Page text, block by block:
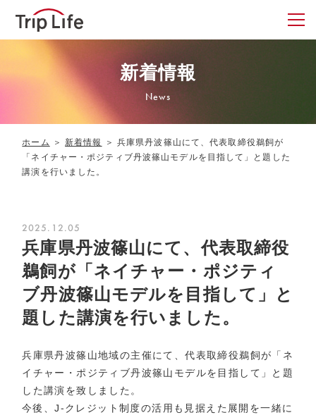
新着情報
News
ホーム ＞新着情報 ＞ 兵庫県丹波篠山にて、代表取締役鵜飼が
「ネイチャー・ポジティブ丹波篠山モデルを目指して」と題した
講演を行いました。
2025.12.05
兵庫県丹波篠山にて、代表取締役
鵜飼が「ネイチャー・ポジティ
ブ丹波篠山モデルを目指して」と
題した講演を行いました。
兵庫県丹波篠山地域の主催にて、代表取締役鵜飼が「ネ
イチャー・ポジティブ丹波篠山モデルを目指して」と題
した講演を致しました。
今後、J-クレジット制度の活用も見据えた展開を一緒に